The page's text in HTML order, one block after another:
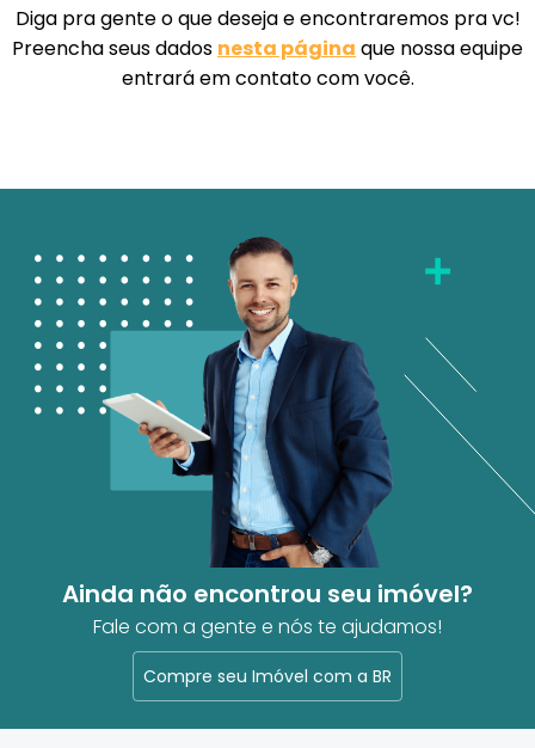
Diga pra gente o que deseja e encontraremos pra vc!
Preencha seus dados nesta página que nossa equipe
entrará em contato com você.
Ainda não encontrou seu imóvel?
Fale com a gente e nós te ajudamos!
Compre seu Imóvel com a BR